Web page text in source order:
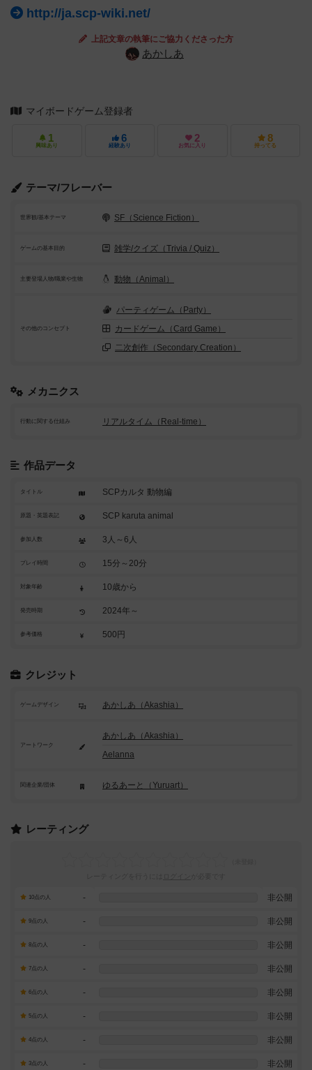
http://ja.scp-wiki.net/
上記文章の執筆にご協力くださった方
あかしあ
マイボードゲーム登録者
1
興味あり
6
経験あり
2
お気に入り
8
持ってる
テーマ/フレーバー
世界観/基本テーマ SF（Science Fiction）
ゲームの基本目的 雑学/クイズ（Trivia / Quiz）
主要登場人物/職業や生物 動物（Animal）
その他のコンセプト
パーティゲーム（Party）
カードゲーム（Card Game）
二次創作（Secondary Creation）
メカニクス
行動に関する仕組み リアルタイム（Real-time）
作品データ
タイトル SCPカルタ 動物編
原題・英題表記 SCP karuta animal
参加人数 3人～6人
プレイ時間 15分～20分
対象年齢 10歳から
発売時期 2024年～
参考価格 500円
クレジット
ゲームデザイン あかしあ（Akashia）
アートワーク
あかしあ（Akashia）
Aelanna
関連企業/団体 ゆるあーと（Yuruart）
レーティング
10点の人 - 非公開
9点の人 - 非公開
8点の人 - 非公開
7点の人 - 非公開
6点の人 - 非公開
5点の人 - 非公開
4点の人 - 非公開
3点の人 - 非公開